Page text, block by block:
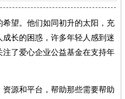
望。他们如同初升的太阳，充
长的困惑，许多年轻人感到迷
了爱心企业公益基金在支持年
源和平台，帮助那些需要帮助